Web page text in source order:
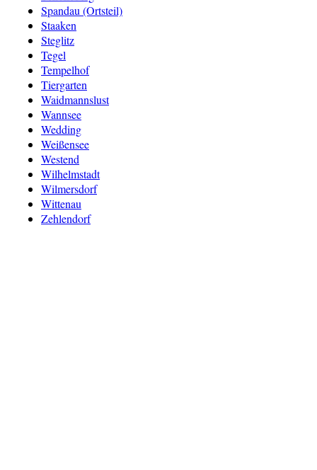
Spandau (Ortsteil)
Staaken
Steglitz
Tegel
Tempelhof
Tiergarten
Waidmannslust
Wannsee
Wedding
Weißensee
Westend
Wilhelmstadt
Wilmersdorf
Wittenau
Zehlendorf